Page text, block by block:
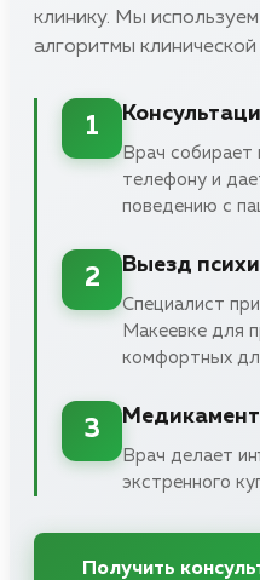
клинику. Мы
алгоритмы
1
Врач собирает
телефону и
поведению с
2
Выезд
Специалист
Макеевке для
комфортных
3
Врач делает
экстренного
Получить